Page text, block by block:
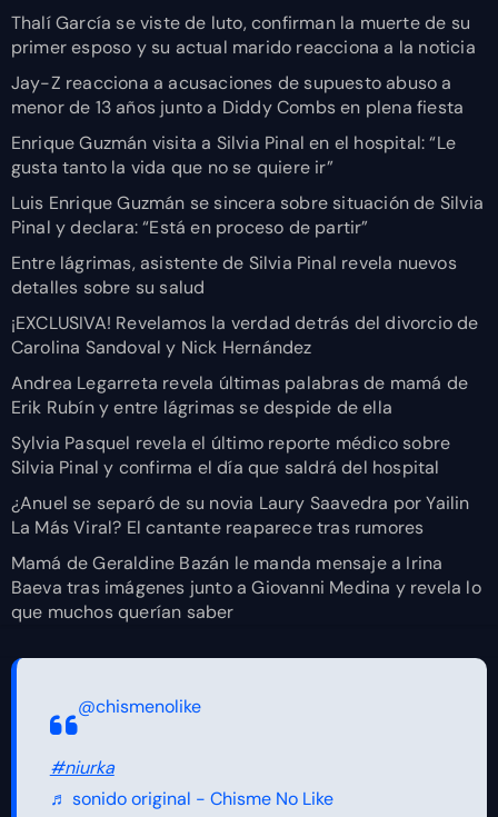
Thalí García se viste de luto, confirman la muerte de su
primer esposo y su actual marido reacciona a la noticia
Jay-Z reacciona a acusaciones de supuesto abuso a
menor de 13 años junto a Diddy Combs en plena fiesta
Enrique Guzmán visita a Silvia Pinal en el hospital: “Le
gusta tanto la vida que no se quiere ir”
Luis Enrique Guzmán se sincera sobre situación de Silvia
Pinal y declara: “Está en proceso de partir”
Entre lágrimas, asistente de Silvia Pinal revela nuevos
detalles sobre su salud
¡EXCLUSIVA! Revelamos la verdad detrás del divorcio de
Carolina Sandoval y Nick Hernández
Andrea Legarreta revela últimas palabras de mamá de
Erik Rubín y entre lágrimas se despide de ella
Sylvia Pasquel revela el último reporte médico sobre
Silvia Pinal y confirma el día que saldrá del hospital
¿Anuel se separó de su novia Laury Saavedra por Yailin
La Más Viral? El cantante reaparece tras rumores
Mamá de Geraldine Bazán le manda mensaje a Irina
Baeva tras imágenes junto a Giovanni Medina y revela lo
que muchos querían saber
@chismenolike
#niurka
♬ sonido original - Chisme No Like